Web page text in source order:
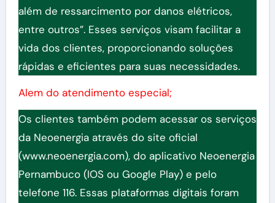
além de ressarcimento por danos elétricos,
entre outros”. Esses serviços visam facilitar a
vida dos clientes, proporcionando soluções
rápidas e eficientes para suas necessidades.
Alem do atendimento especial;
Os clientes também podem acessar os serviços
da Neoenergia através do site oficial
(www.neoenergia.com), do aplicativo Neoenergia
Pernambuco (IOS ou Google Play) e pelo
telefone 116. Essas plataformas digitais foram